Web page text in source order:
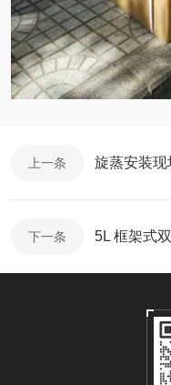
上一条 旋蒸安装现
下一条 5L 框架式